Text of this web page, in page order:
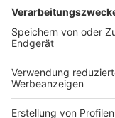
Wir